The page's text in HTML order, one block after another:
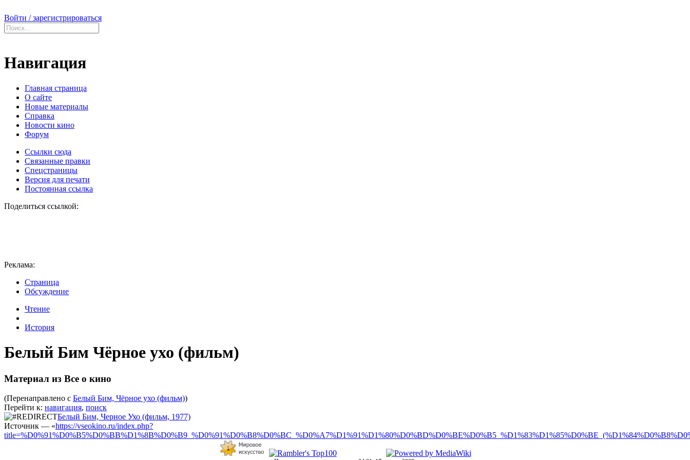
Войти / зарегистрироваться
Навигация
Главная страница
О сайте
Новые материалы
Справка
Новости кино
Форум
Ссылки сюда
Связанные правки
Спецстраницы
Версия для печати
Постоянная ссылка
Поделиться ссылкой:
Реклама:
Страница
Обсуждение
Чтение
История
Белый Бим Чёрное ухо (фильм)
Материал из Все о кино
(Перенаправлено с Белый Бим, Чёрное ухо (фильм))
Перейти к: навигация, поиск
Белый Бим, Черное Ухо (фильм, 1977)
Источник — «https://vseokino.ru/index.php?